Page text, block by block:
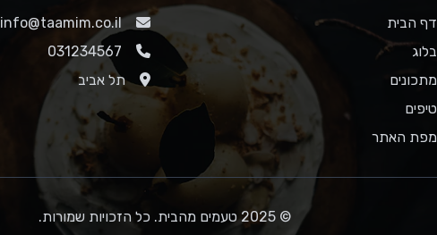
דף הבית
בלוג
מתכונים
טיפים
מפת האתר
info@taamim.co.il
031234567
תל אביב
© 2025 טעמים מהבית. כל הזכויות שמורות.